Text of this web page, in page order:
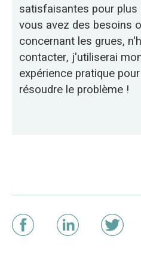
satisfaisantes pour plus
vous avez des besoins
concernant les grues,
contacter, j'utiliserai
expérience pratique
résoudre le problème !